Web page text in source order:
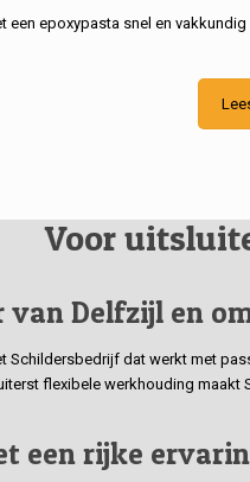
een epoxypasta snel en
Voor
van Delfzijl en
Schildersbedrijf dat werkt met
flexibele werkhouding
een rijke